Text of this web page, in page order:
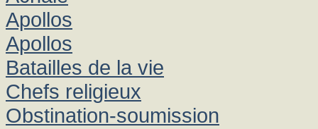
Apollos
Apollos
Batailles de la vie
Chefs religieux
Obstination-soumission